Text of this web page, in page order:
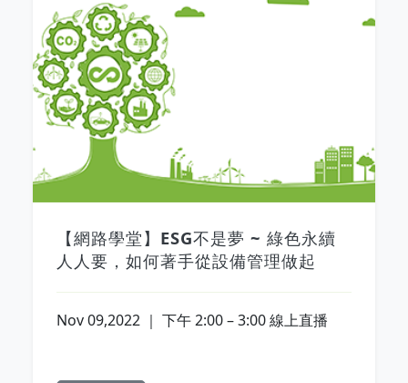
【網路學堂】ESG不是夢 ~ 綠色永續
人人要，如何著手從設備管理做起
Nov 09,2022 ｜ 下午 2:00 – 3:00 線上直播